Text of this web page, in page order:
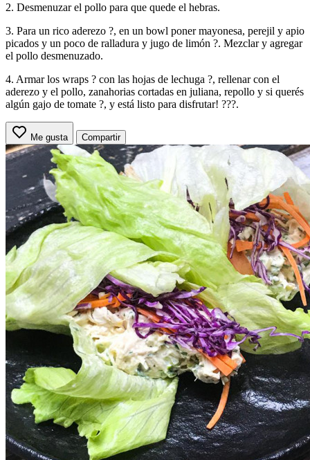
2. Desmenuzar el pollo para que quede el hebras.
3. Para un rico aderezo ?, en un bowl poner mayonesa, perejil y apio
picados y un poco de ralladura y jugo de limón ?. Mezclar y agregar
el pollo desmenuzado.
4. Armar los wraps ? con las hojas de lechuga ?, rellenar con el
aderezo y el pollo, zanahorias cortadas en juliana, repollo y si querés
algún gajo de tomate ?, y está listo para disfrutar! ???.
Me gusta Compartir